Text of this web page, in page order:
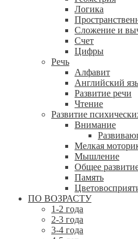
Логика
Сложение и
Счет
Цифры
Речь
Алфавит
Английский
Развитие речи
Чтение
Развитие
Внимание
Мелкая
Мышление
Общее
Память
ПО ВОЗРАСТУ
1-2 года
2-3 года
3-4 года